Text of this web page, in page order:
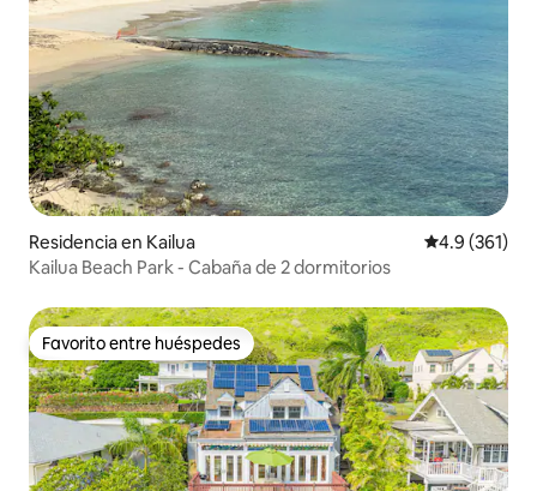
Residencia en Kailua Calificación
4.9 (361)
Kailua Beach Park - Cabaña de 2 dormitorios
Favorito entre huéspedes
Favorito entre huéspedes